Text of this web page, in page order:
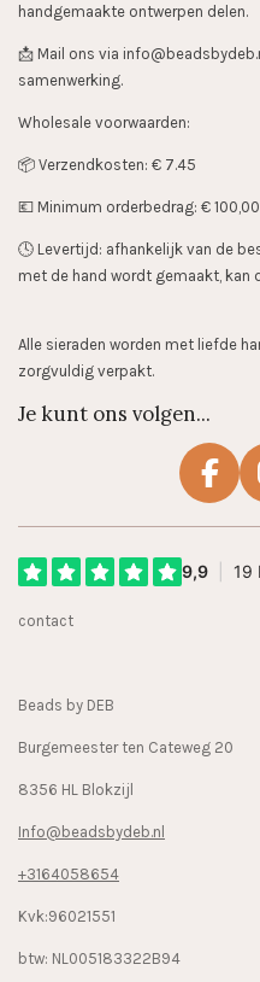
handgemaakte ontwerpen delen.
📩 Mail ons via
samenwerking.
Wholesale voorwaarden:
📦 Verzendkosten: € 7.45
💶 Minimum orderbedrag: € 100,00
🕓 Levertijd: afhankelijk van de
met de hand wordt gemaakt, kan
Alle sieraden worden met liefde
zorgvuldig verpakt.
Je kunt ons volgen...
F
e
contact
Beads by DEB
Burgemeester ten Cateweg 20
8356 HL Blokzijl
Info@beadsbydeb.nl
+3164058654
Kvk:96021551
btw: NL005183322B94